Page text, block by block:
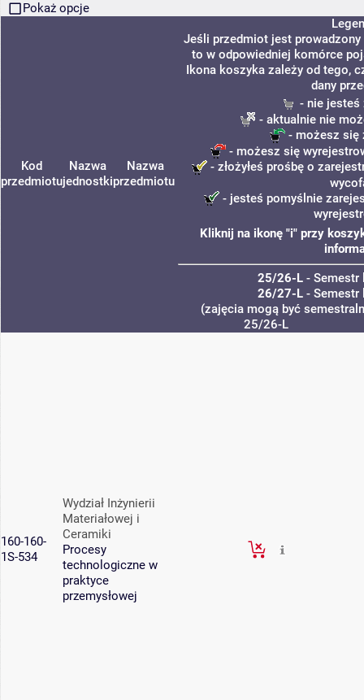
Pokaż opcje
Kod
przedmiotu
Nazwa
jednostki
Nazwa
przedmiotu
Jeśli przedmiot jest prowadzony
to w odpowiedniej komórce
Ikona koszyka zależy od tego,
dany
- nie jesteś
- aktualnie nie
- możesz się
- możesz się
- złożyłeś prośbę o
- jesteś pomyślnie
Kliknij na ikonę "i" przy
25/26-L- Semestr
26/27-L- Semestr
(zajęcia mogą być
25/26-L
160-160-
1S-534
Wydział Inżynierii
Materiałowej i
Ceramiki
Procesy
technologiczne w
praktyce
przemysłowej